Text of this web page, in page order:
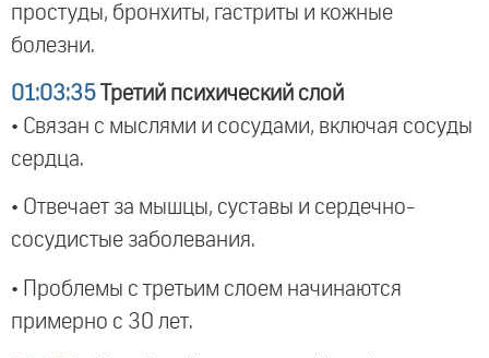
простуды, бронхиты, гастриты и кожные
болезни.
01:03:35 Третий психический слой
• Связан с мыслями и сосудами, включая сосуды
сердца.
• Отвечает за мышцы, суставы и сердечно-
сосудистые заболевания.
• Проблемы с третьим слоем начинаются
примерно с 30 лет.